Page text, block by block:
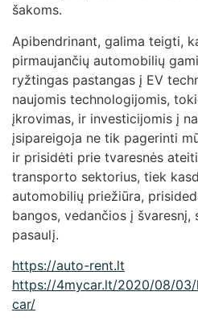
šakoms.
Apibendrinant, galima teigti,
pirmaujančių automobilių
ryžtingas pastangas į EV
naujomis technologijomis,
įkrovimas, ir investicijomis į
įsipareigoja ne tik pagerinti
ir prisidėti prie tvaresnės
transporto sektorius, tiek
automobilių priežiūra,
bangos, vedančios į švaresnį,
pasaulį.
https://auto-rent.lt
https://4mycar.lt/2020/08/
car/